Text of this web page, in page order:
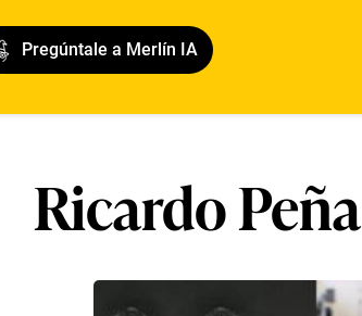
Pregúntale a Merlín IA
Ricardo Peña